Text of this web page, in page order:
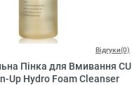
Відгуки(0)
Пінка для Вмивання CU
Up Hydro Foam Cleanser